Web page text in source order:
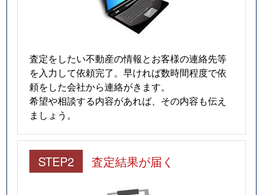
査定をしたい不動産の情報とお客様の連絡先等
を入力して依頼完了。早ければ数時間程度で依
頼をした会社から連絡がきます。
希望や相談する内容があれば、その内容も伝え
ましょう。
STEP2 査定結果が届く